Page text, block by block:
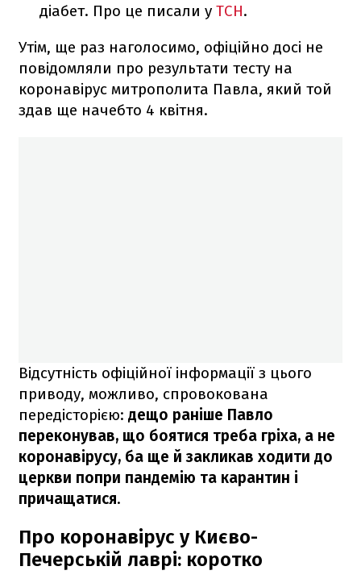
діабет. Про це писали уТСН.
Утім, ще раз наголосимо, офіційно досі не
повідомляли про результати тесту на
коронавірус митрополита Павла, який той
здав ще начебто 4 квітня.
Відсутність офіційної інформації з цього
приводу, можливо, спровокована
передісторією: дещо раніше Павло
переконував, що боятися треба гріха, а не
коронавірусу, ба ще й закликав ходити до
церкви попри пандемію та карантин і
причащатися.
Про коронавірус у Києво-
Печерській лаврі: коротко